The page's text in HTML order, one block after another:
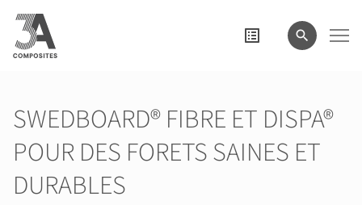
le
terme
de
SWEDBOARD® FIBRE ET DISPA®
POUR DES FORETS SAINES ET
DURABLES